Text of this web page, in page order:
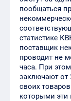
пообщаться
статистике
поставщик
проводит не
часа. При
заключают от
своих
которыми эти